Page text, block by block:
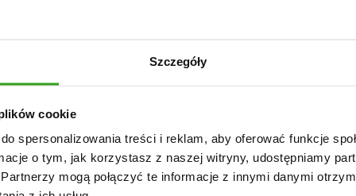
Szczegóły
cookie
spersonalizowania treści i reklam, aby oferować funkcje
o tym, jak korzystasz z naszej witryny, udostępniamy
mogą połączyć te informacje z innymi danymi